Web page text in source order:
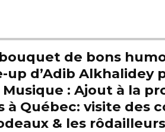
de bons
up d’Adib Alkhalidey
: Ajout à la
à Québec: visite des
& les